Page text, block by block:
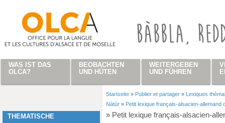
THEMATISCHE
Sie sind hier
Startseite » Publier et partager » Lexiques
Nàtür » Petit lexique français-alsacien-allemand
» Petit lexique français-alsacien-
WAS IST DAS
OLCA?
BEOBACHTEN
UND HÜTEN
WEITERGEBEN
UND FÜHREN